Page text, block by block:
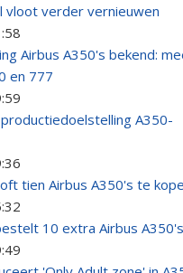
vloot verder vernieuwen
Airbus A350's bekend:
en 777
A350-
tien Airbus A350's te
10 extra Airbus A350's